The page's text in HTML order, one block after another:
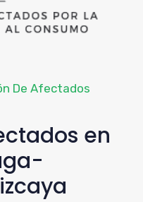
De Afectados
en